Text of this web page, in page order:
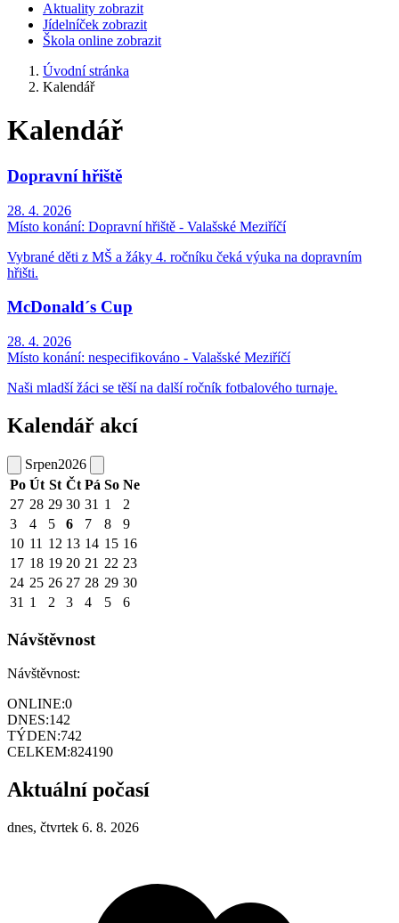
Aktuality zobrazit
Jídelníček zobrazit
Škola online zobrazit
Úvodní stránka
Kalendář
Kalendář
Dopravní hřiště
28. 4. 2026
Místo konání: Dopravní hřiště - Valašské Meziříčí
Vybrané děti z MŠ a žáky 4. ročníku čeká výuka na dopravním
hřišti.
McDonald´s Cup
28. 4. 2026
Místo konání: nespecifikováno - Valašské Meziříčí
Naši mladší žáci se těší na další ročník fotbalového turnaje.
Kalendář akcí
Srpen2026
Po Út St Čt Pá So Ne
27 28 29 30 31 1
2
3
4 5 6 7 8
9
10 11 12 13 14 15 16
17 18 19 20 21 22 23
24 25 26 27 28 29 30
31 1 2 3 4 5 6
Návštěvnost
Návštěvnost:
ONLINE:0
DNES:142
TÝDEN:742
CELKEM:824190
Aktuální počasí
dnes, čtvrtek 6. 8. 2026